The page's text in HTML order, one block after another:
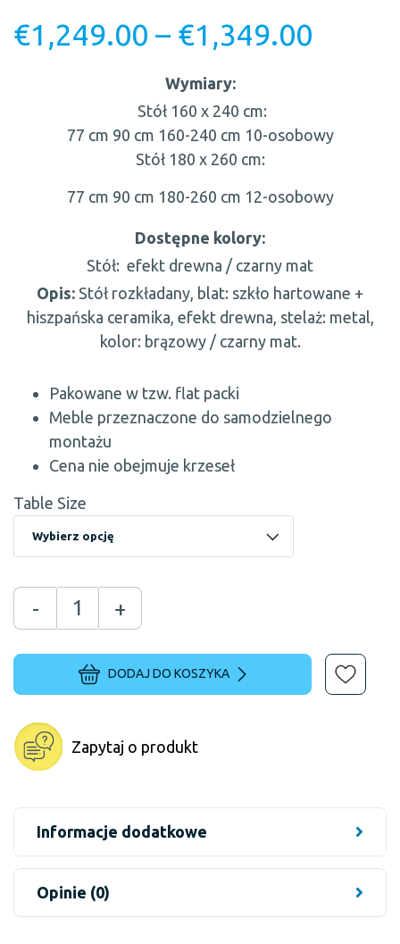
€1,249.00 – €1,349.00
Wymiary:
Stół 160 x 240 cm:
77 cm 90 cm 160-240 cm 10-osobowy
Stół 180 x 260 cm:
77 cm 90 cm 180-260 cm 12-osobowy
Dostępne kolory:
Stół: efekt drewna / czarny mat
Opis: Stół rozkładany, blat: szkło hartowane +
hiszpańska ceramika, efekt drewna, stelaż: metal,
kolor: brązowy / czarny mat.
Pakowane w tzw. flat packi
Meble przeznaczone do samodzielnego
montażu
Cena nie obejmuje krzeseł
Table Size
- +
DODAJ DO KOSZYKA
Zapytaj o produkt
Informacje dodatkowe
Opinie (0)